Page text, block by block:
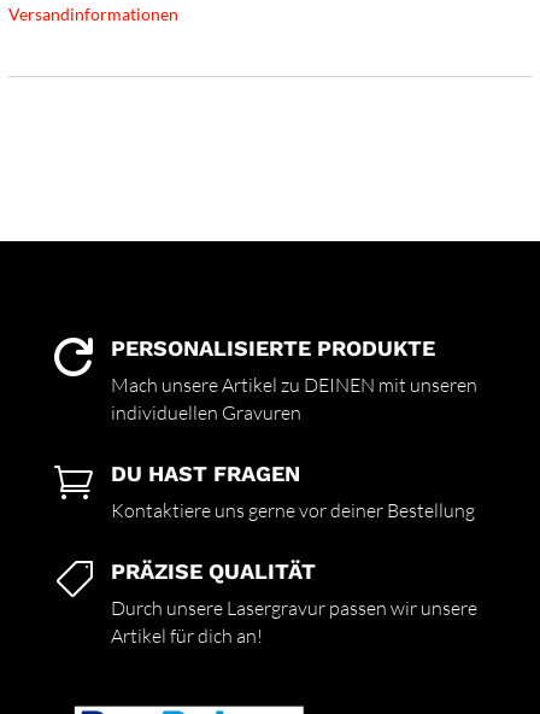
Versandinformationen
 PERSONALISIERTE PRODUKTE
Mach unsere Artikel zu DEINEN mit unseren
individuellen Gravuren
 DU HAST FRAGEN
Kontaktiere uns gerne vor deiner Bestellung
 PRÄZISE QUALITÄT
Durch unsere Lasergravur passen wir unsere
Artikel für dich an!